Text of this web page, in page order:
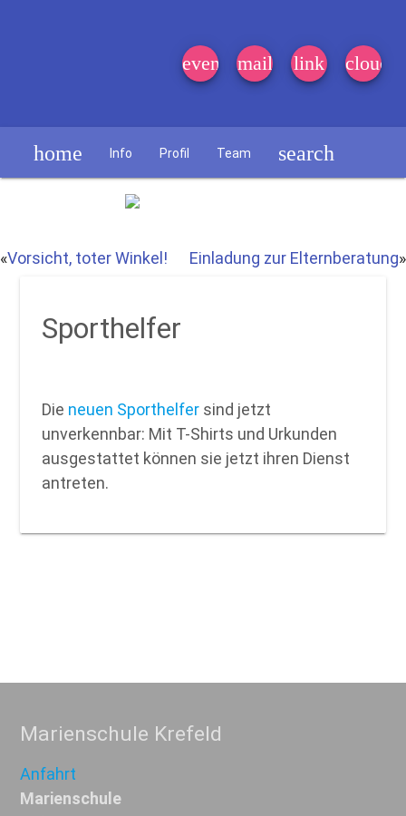
event_note
mail link cloud
home Info Profil Team search
«Vorsicht, toter Winkel! Einladung zur Elternberatung»
Sporthelfer
Die neuen Sporthelfer sind jetzt
unverkennbar: Mit T-Shirts und Urkunden
ausgestattet können sie jetzt ihren Dienst
antreten.
Marienschule Krefeld
Anfahrt
Marienschule